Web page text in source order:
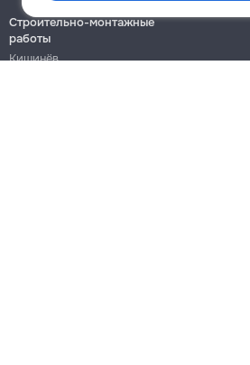
Строительно-монтажные
работы
Кишинёв